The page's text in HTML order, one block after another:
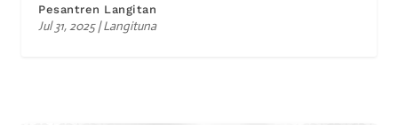
Pesantren Langitan
Jul 31, 2025|Langituna